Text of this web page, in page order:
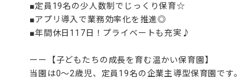
■定員19名の少人数制でじっくり保育☆
■アプリ導入で業務効率化を推進◎
■年間休日117日！プライベートも充実♪
ーー【子どもたちの成長を育む温かい保育園】
当園は0～2歳児、定員19名の企業主導型保育園です